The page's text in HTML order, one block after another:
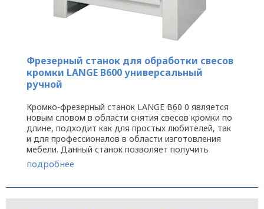
Фрезерный станок для обработки свесов
кромки LANGE B600 универсальный
ручной
Кромко-фрезерный станок LANGE B60 0 является
новым словом в области снятия свесов кромки по
длине, подходит как для простых любителей, так
и для профессионалов в области изготовления
мебели. Данный станок позволяет получить
ровную аккуратную кромку ...
подробнее